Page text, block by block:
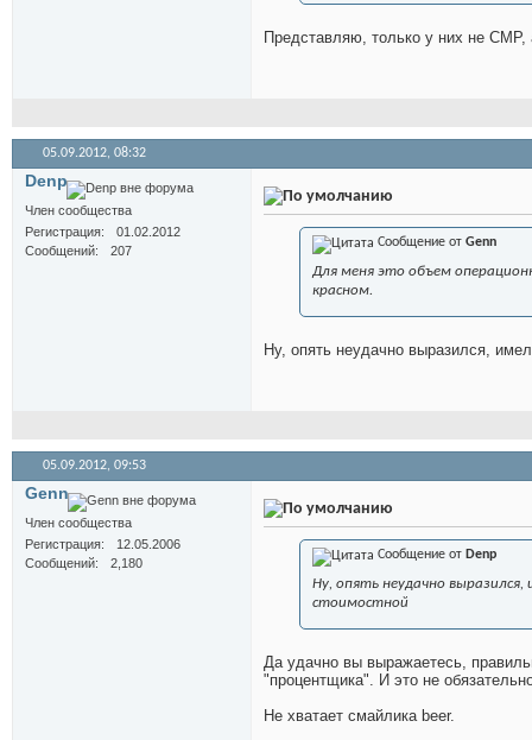
Представляю, только у них не СМР,
05.09.2012, 08:32
Denp
Член сообщества
Регистрация
01.02.2012
Сообщений
207
Сообщение от Genn
Для меня это объем
красном.
Ну, опять неудачно выразился,
05.09.2012, 09:53
Genn
Член сообщества
Регистрация
12.05.2006
Сообщений
2,180
Сообщение от Denp
Ну, опять неудачно
стоимостной
Да удачно вы выражаетесь,
"процентщика". И это не
Не хватает смайлика beer.